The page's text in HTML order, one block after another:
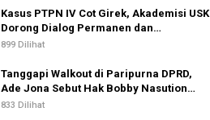
Kasus PTPN IV Cot Girek, Akademisi USK
Dorong Dialog Permanen dan
Penegakan Hukum
899 Dilihat
Tanggapi Walkout di Paripurna DPRD,
Ade Jona Sebut Hak Bobby Nasution
Sebagai Kepala Daerah
833 Dilihat